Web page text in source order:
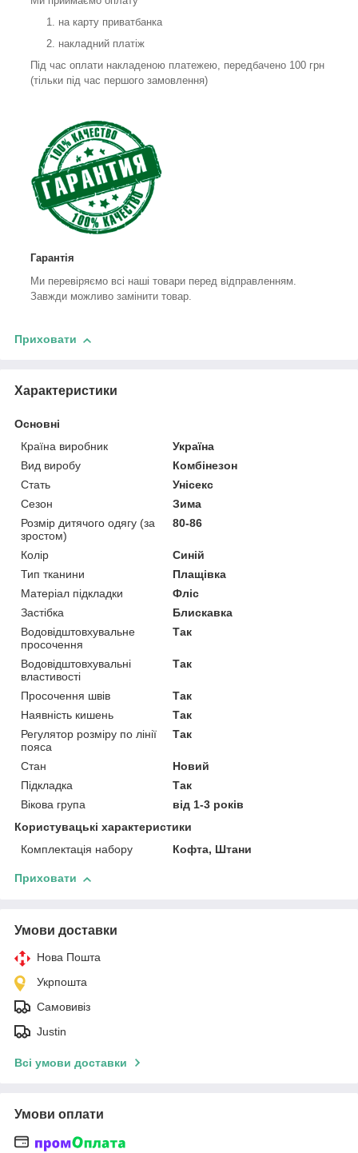
на карту приватбанка
накладний платіж
Під час оплати накладеною платежею, передбачено 100 грн
(тільки під час першого замовлення)
Гарантія
Ми перевіряємо всі наші товари перед відправленням.
Завжди можливо замінити товар.
Приховати
Характеристики
Основні
Країна виробник
Україна
Вид виробу
Комбінезон
Стать
Унісекс
Сезон
Зима
Розмір дитячого одягу (за
зростом)
80-86
Колір
Синій
Тип тканини
Плащівка
Матеріал підкладки
Фліс
Застібка
Блискавка
Водовідштовхувальне
просочення
Так
Водовідштовхувальні
властивості
Так
Просочення швів
Так
Наявність кишень
Так
Регулятор розміру по лінії
пояса
Так
Стан
Новий
Підкладка
Так
Вікова група
від 1-3 років
Користувацькі характеристики
Комплектація набору
Кофта, Штани
Приховати
Умови доставки
Нова Пошта
Укрпошта
Самовивіз
Justin
Всі умови доставки
Умови оплати